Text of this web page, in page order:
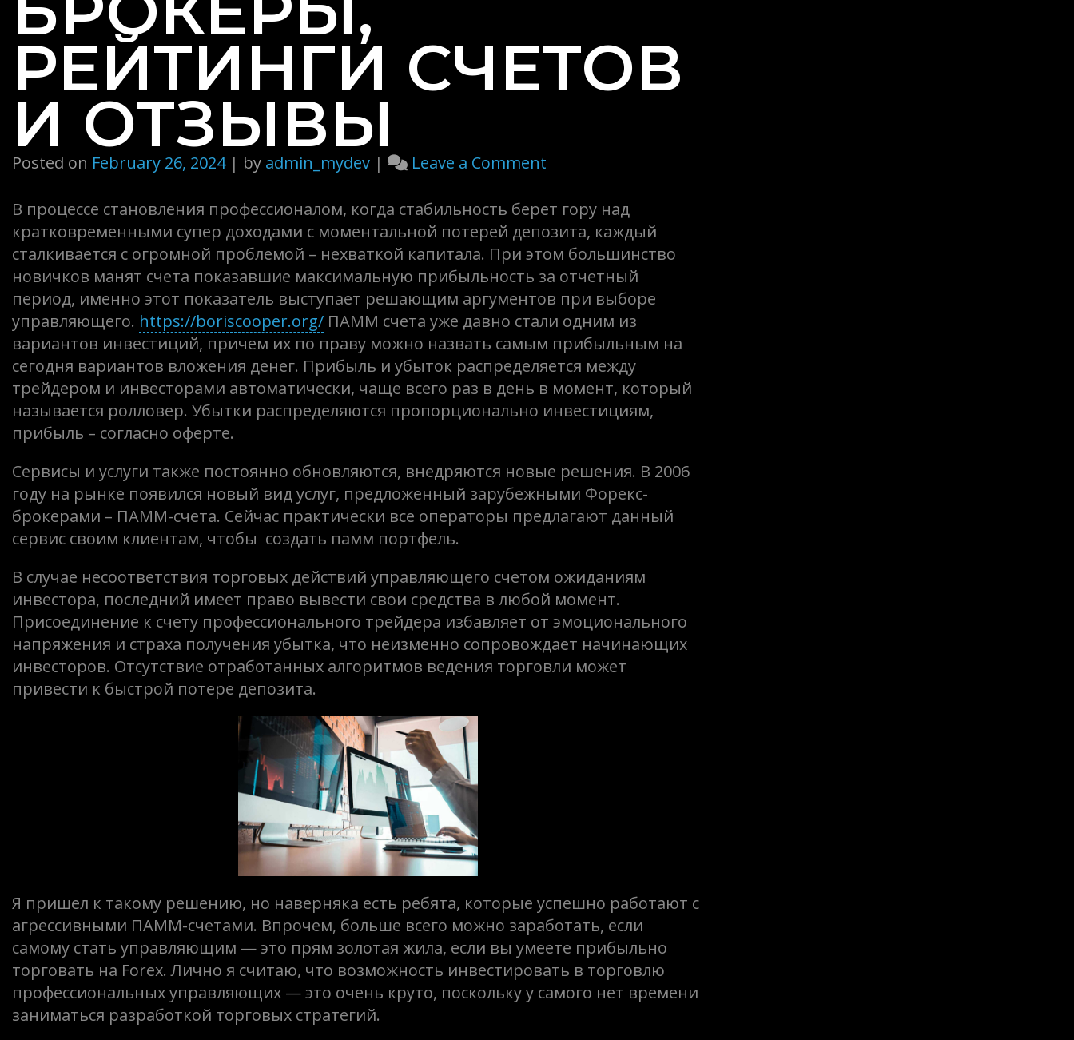
РЕЙТИНГИ СЧЕТОВ
И ОТЗЫВЫ
Posted on February 26, 2024| by admin_mydev | Leave a Comment
Инвестирование
На
Форекс,
Брокеры,
Рейтинги
Счетов
И
Отзывы
В процессе становления профессионалом, когда стабильность берет гору над
кратковременными супер доходами с моментальной потерей депозита, каждый
сталкивается с огромной проблемой – нехваткой капитала. При этом большинство
новичков манят счета показавшие максимальную прибыльность за отчетный
период, именно этот показатель выступает решающим аргументов при выборе
управляющего. https://boriscooper.org/ ПАММ счета уже давно стали одним из
вариантов инвестиций, причем их по праву можно назвать самым прибыльным на
сегодня вариантов вложения денег. Прибыль и убыток распределяется между
трейдером и инвесторами автоматически, чаще всего раз в день в момент, который
называется ролловер. Убытки распределяются пропорционально инвестициям,
прибыль – согласно оферте.
Сервисы и услуги также постоянно обновляются, внедряются новые решения. В 2006
году на рынке появился новый вид услуг, предложенный зарубежными Форекс-
брокерами – ПАММ-счета. Сейчас практически все операторы предлагают данный
сервис своим клиентам, чтобы создать памм портфель.
В случае несоответствия торговых действий управляющего счетом ожиданиям
инвестора, последний имеет право вывести свои средства в любой момент.
Присоединение к счету профессионального трейдера избавляет от эмоционального
напряжения и страха получения убытка, что неизменно сопровождает начинающих
инвесторов. Отсутствие отработанных алгоритмов ведения торговли может
привести к быстрой потере депозита.
Я пришел к такому решению, но наверняка есть ребята, которые успешно работают с
агрессивными ПАММ-счетами. Впрочем, больше всего можно заработать, если
самому стать управляющим — это прям золотая жила, если вы умеете прибыльно
торговать на Forex. Лично я считаю, что возможность инвестировать в торговлю
профессиональных управляющих — это очень круто, поскольку у самого нет времени
заниматься разработкой торговых стратегий.